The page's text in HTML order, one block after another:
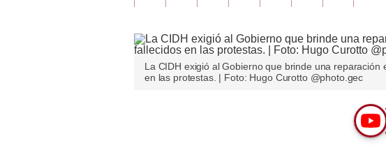
La CIDH exigió al Gobierno que brinde una
en las protestas. | Foto: Hugo Curotto @photo.gec